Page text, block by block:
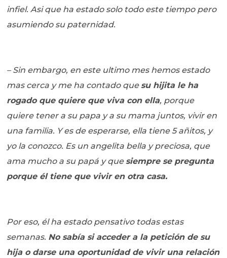
infiel. Asi que ha estado solo todo este tiempo pero
asumiendo su paternidad.
– Sin embargo, en este ultimo mes hemos estado
mas cerca y me ha contado quesu hijita le ha
rogado que quiere que viva con ella, porque
quiere tener a su papa y a su mama juntos, vivir en
una familia. Y es de esperarse, ella tiene 5 añitos, y
yo la conozco. Es un angelita bella y preciosa, que
ama mucho a su papá y quesiempre se pregunta
porque él tiene que vivir en otra casa.
Por eso, él ha estado pensativo todas estas
semanas. No sabía si acceder a la petición de su
hija o darse una oportunidad de vivir una relación